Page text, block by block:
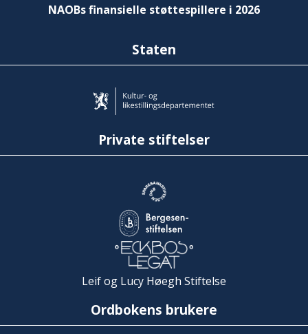
NAOBs finansielle støttespillere i 2026
Staten
Private stiftelser
Leif og Lucy Høegh Stiftelse
Ordbokens brukere